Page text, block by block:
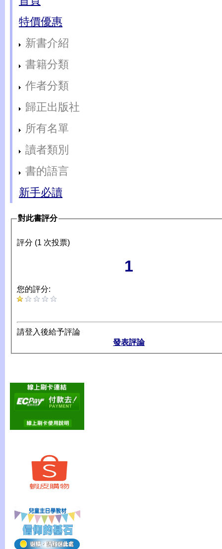
特價優惠
新書介紹
書籍分類
作者分類
歸正出版社
所有名單
讀者類別
書的語言
新手必讀
對此書評分
評分 (1 次投票)
1
您的評分:
請登入後給予評論
發表評論